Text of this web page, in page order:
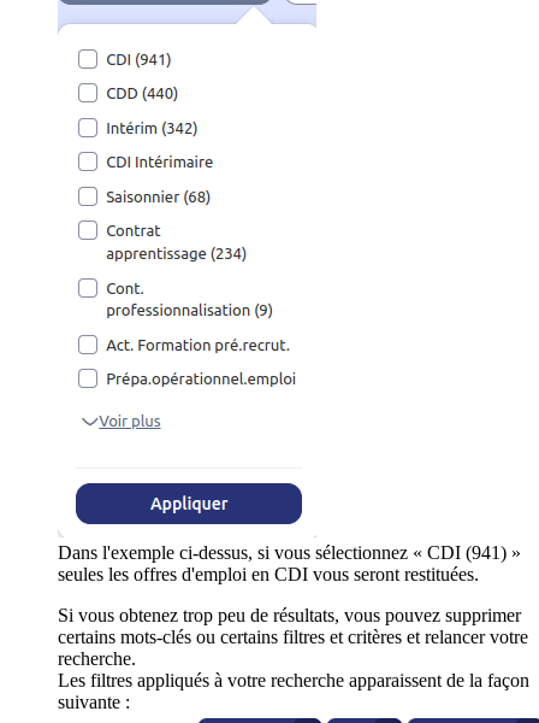
Dans l'exemple ci-dessus, si vous sélectionnez « CDI (941) »
seules les offres d'emploi en CDI vous seront restituées.
Si vous obtenez trop peu de résultats, vous pouvez supprimer
certains mots-clés ou certains filtres et critères et relancer votre
recherche.
Les filtres appliqués à votre recherche apparaissent de la façon
suivante :